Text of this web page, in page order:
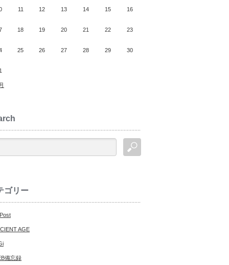
11 12 13 14 15 16
18 19 20 21 22 23
25 26 27 28 29 30
ゴリー
AGE
備忘録